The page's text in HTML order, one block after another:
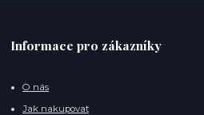
Informace pro zákazníky
O nás
Jak nakupovat